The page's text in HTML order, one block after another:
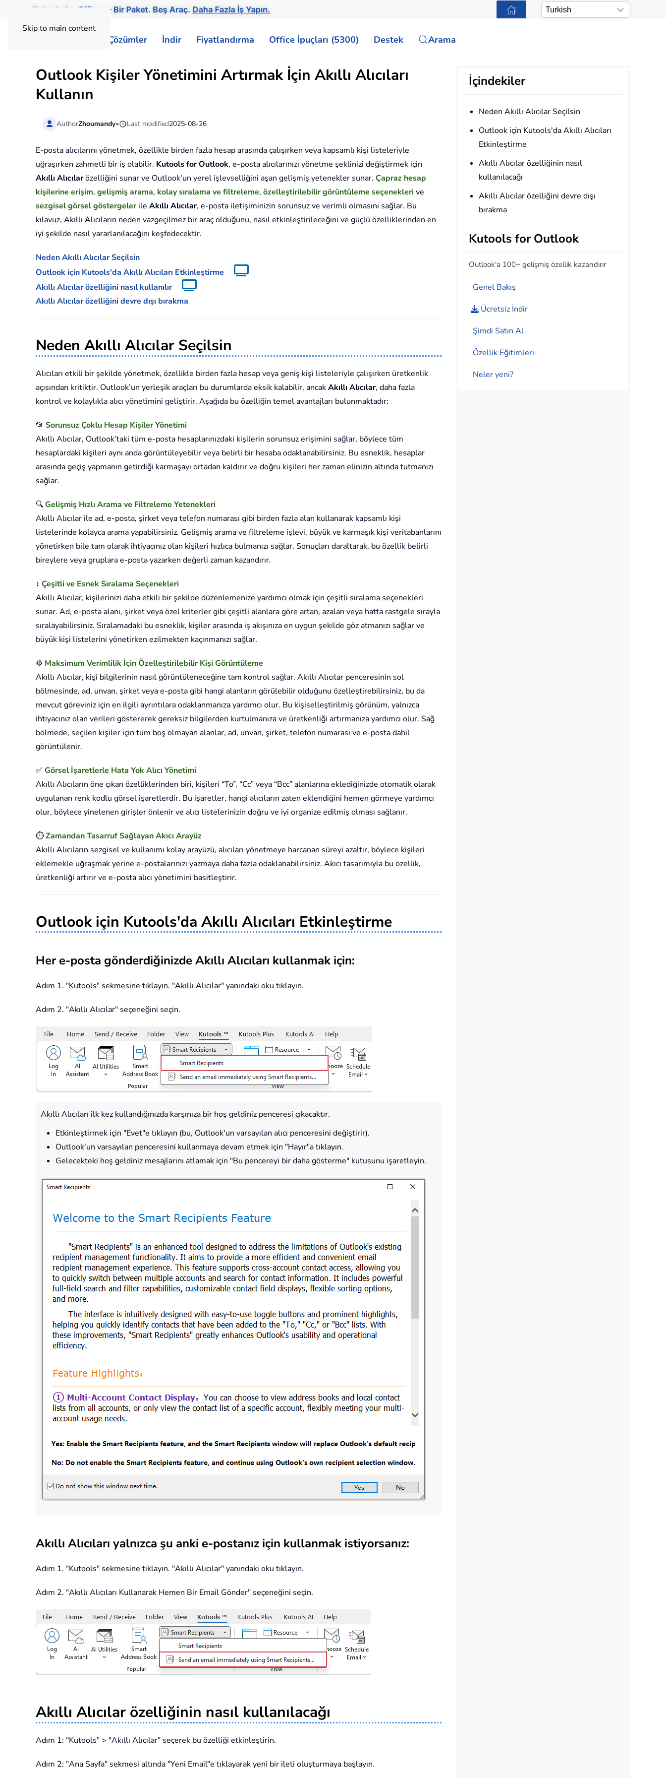
Skip to main content
Kutools for Office — Bir Paket. Beş Araç. Daha Fazla İş Yapın.
Çözümler İndir Fiyatlandırma Office İpuçları (5300) Destek Arama
Outlook Kişiler Yönetimini Artırmak İçin Akıllı Alıcıları
Kullanın
AuthorZhoumandy• Last modified2025-08-26
E-posta alıcılarını yönetmek, özellikle birden fazla hesap arasında çalışırken veya kapsamlı kişi listeleriyle
uğraşırken zahmetli bir iş olabilir. Kutools for Outlook, e-posta alıcılarınızı yönetme şeklinizi değiştirmek için
Akıllı Alıcılarözelliğini sunar ve Outlook'un yerel işlevselliğini aşan gelişmiş yetenekler sunar. Çapraz hesap
kişilerine erişim, gelişmiş arama, kolay sıralama ve filtreleme, özelleştirilebilir görüntüleme seçenekleri ve
sezgisel görsel göstergelerile Akıllı Alıcılar, e-posta iletişiminizin sorunsuz ve verimli olmasını sağlar. Bu
kılavuz, Akıllı Alıcıların neden vazgeçilmez bir araç olduğunu, nasıl etkinleştirileceğini ve güçlü özelliklerinden en
iyi şekilde nasıl yararlanılacağını keşfedecektir.
Neden Akıllı Alıcılar Seçilsin
Outlook için Kutools'da Akıllı Alıcıları Etkinleştirme
Akıllı Alıcılar özelliğini nasıl kullanılır
Akıllı Alıcılar özelliğini devre dışı bırakma
Neden Akıllı Alıcılar Seçilsin
Alıcıları etkili bir şekilde yönetmek, özellikle birden fazla hesap veya geniş kişi listeleriyle çalışırken üretkenlik
açısından kritiktir. Outlook’un yerleşik araçları bu durumlarda eksik kalabilir, ancakAkıllı Alıcılar, daha fazla
kontrol ve kolaylıkla alıcı yönetimini geliştirir. Aşağıda bu özelliğin temel avantajları bulunmaktadır:
📂 Sorunsuz Çoklu Hesap Kişiler Yönetimi
Akıllı Alıcılar, Outlook’taki tüm e-posta hesaplarınızdaki kişilerin sorunsuz erişimini sağlar, böylece tüm
hesaplardaki kişileri aynı anda görüntüleyebilir veya belirli bir hesaba odaklanabilirsiniz. Bu esneklik, hesaplar
arasında geçiş yapmanın getirdiği karmaşayı ortadan kaldırır ve doğru kişileri her zaman elinizin altında tutmanızı
sağlar.
🔍Gelişmiş Hızlı Arama ve Filtreleme Yetenekleri
Akıllı Alıcılar ile ad, e-posta, şirket veya telefon numarası gibi birden fazla alan kullanarak kapsamlı kişi
listelerinde kolayca arama yapabilirsiniz. Gelişmiş arama ve filtreleme işlevi, büyük ve karmaşık kişi veritabanlarını
yönetirken bile tam olarak ihtiyacınız olan kişileri hızlıca bulmanızı sağlar. Sonuçları daraltarak, bu özellik belirli
bireylere veya gruplara e-posta yazarken değerli zaman kazandırır.
↕️ Çeşitli ve Esnek Sıralama Seçenekleri
Akıllı Alıcılar, kişilerinizi daha etkili bir şekilde düzenlemenize yardımcı olmak için çeşitli sıralama seçenekleri
sunar. Ad, e-posta alanı, şirket veya özel kriterler gibi çeşitli alanlara göre artan, azalan veya hatta rastgele sırayla
sıralayabilirsiniz. Sıralamadaki bu esneklik, kişiler arasında iş akışınıza en uygun şekilde göz atmanızı sağlar ve
büyük kişi listelerini yönetirken ezilmekten kaçınmanızı sağlar.
⚙️ Maksimum Verimlilik İçin Özelleştirilebilir Kişi Görüntüleme
Akıllı Alıcılar, kişi bilgilerinin nasıl görüntüleneceğine tam kontrol sağlar. Akıllı Alıcılar penceresinin sol
bölmesinde, ad, unvan, şirket veya e-posta gibi hangi alanların görülebilir olduğunu özelleştirebilirsiniz, bu da
mevcut göreviniz için en ilgili ayrıntılara odaklanmanıza yardımcı olur. Bu kişiselleştirilmiş görünüm, yalnızca
ihtiyacınız olan verileri göstererek gereksiz bilgilerden kurtulmanıza ve üretkenliği artırmanıza yardımcı olur. Sağ
bölmede, seçilen kişiler için tüm boş olmayan alanlar, ad, unvan, şirket, telefon numarası ve e-posta dahil
görüntülenir.
✅ Görsel İşaretlerle Hata Yok Alıcı Yönetimi
Akıllı Alıcıların öne çıkan özelliklerinden biri, kişileri “To”, “Cc” veya “Bcc” alanlarına eklediğinizde otomatik olarak
uygulanan renk kodlu görsel işaretlerdir. Bu işaretler, hangi alıcıların zaten eklendiğini hemen görmeye yardımcı
olur, böylece yinelenen girişler önlenir ve alıcı listelerinizin doğru ve iyi organize edilmiş olması sağlanır.
⏱️Zamandan Tasarruf Sağlayan Akıcı Arayüz
Akıllı Alıcıların sezgisel ve kullanımı kolay arayüzü, alıcıları yönetmeye harcanan süreyi azaltır, böylece kişileri
eklemekle uğraşmak yerine e-postalarınızı yazmaya daha fazla odaklanabilirsiniz. Akıcı tasarımıyla bu özellik,
üretkenliği artırır ve e-posta alıcı yönetimini basitleştirir.
Outlook için Kutools'da Akıllı Alıcıları Etkinleştirme
Her e-posta gönderdiğinizde Akıllı Alıcıları kullanmak için:
Adım 1. "Kutools" sekmesine tıklayın. "Akıllı Alıcılar" yanındaki oku tıklayın.
Adım 2. "Akıllı Alıcılar" seçeneğini seçin.
Akıllı Alıcıları ilk kez kullandığınızda karşınıza bir hoş geldiniz penceresi çıkacaktır.
Etkinleştirmek için "Evet"e tıklayın (bu, Outlook'un varsayılan alıcı penceresini değiştirir).
Outlook'un varsayılan penceresini kullanmaya devam etmek için "Hayır"a tıklayın.
Gelecekteki hoş geldiniz mesajlarını atlamak için "Bu pencereyi bir daha gösterme" kutusunu işaretleyin.
Akıllı Alıcıları yalnızca şu anki e-postanız için kullanmak istiyorsanız:
Adım 1. "Kutools" sekmesine tıklayın. "Akıllı Alıcılar" yanındaki oku tıklayın.
Adım 2. "Akıllı Alıcıları Kullanarak Hemen Bir Email Gönder" seçeneğini seçin.
Akıllı Alıcılar özelliğinin nasıl kullanılacağı
Adım 1: "Kutools" > "Akıllı Alıcılar" seçerek bu özelliği etkinleştirin.
Adım 2: "Ana Sayfa" sekmesi altında "Yeni Email"e tıklayarak yeni bir ileti oluşturmaya başlayın.
İçindekiler
Neden Akıllı Alıcılar Seçilsin
Outlook için Kutools'da Akıllı Alıcıları
Etkinleştirme
Akıllı Alıcılar özelliğinin nasıl
kullanılacağı
Akıllı Alıcılar özelliğini devre dışı
bırakma
Kutools for Outlook
Outlook'a 100+ gelişmiş özellik kazandırır
Genel Bakış
Ücretsiz İndir
Şimdi Satın Al
Özellik Eğitimleri
Neler yeni?